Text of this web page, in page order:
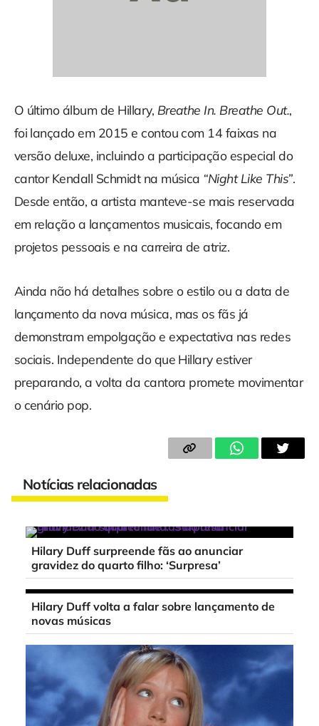
O último álbum de Hillary, Breathe In. Breathe Out.,
foi lançado em 2015 e contou com 14 faixas na
versão deluxe, incluindo a participação especial do
cantor Kendall Schmidt na música “Night Like This”.
Desde então, a artista manteve-se mais reservada
em relação a lançamentos musicais, focando em
projetos pessoais e na carreira de atriz.
Ainda não há detalhes sobre o estilo ou a data de
lançamento da nova música, mas os fãs já
demonstram empolgação e expectativa nas redes
sociais. Independente do que Hillary estiver
preparando, a volta da cantora promete movimentar
o cenário pop.
Notícias relacionadas
Hilary Duff surpreende fãs ao anunciar
gravidez do quarto filho: ‘Surpresa’
Hilary Duff volta a falar sobre lançamento de
novas músicas